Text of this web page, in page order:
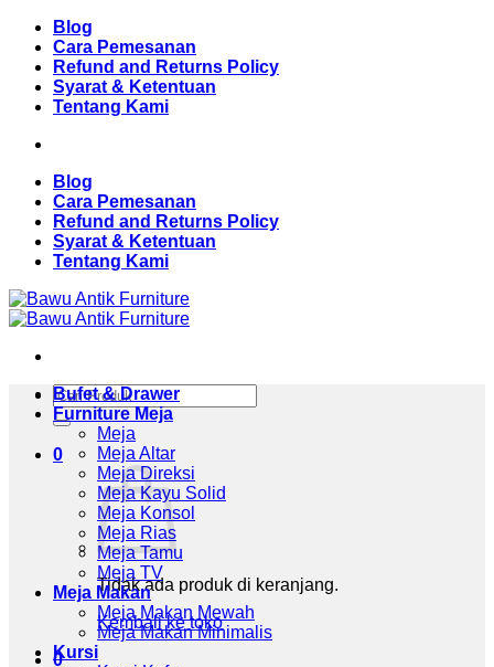
Skip
content
Blog
Cara Pemesanan
Refund and Returns Policy
Syarat & Ketentuan
Tentang Kami
Blog
Cara Pemesanan
Refund and Returns Policy
Syarat & Ketentuan
Tentang Kami
Pencarian
untuk:
0
Tidak ada produk di keranjang.
Kembali ke toko
0
Bufet & Drawer
Furniture Meja
Meja
Meja Altar
Meja Direksi
Meja Kayu Solid
Meja Konsol
Meja Rias
Meja Tamu
Meja TV
Meja Makan
Meja Makan Mewah
Meja Makan Minimalis
Kursi